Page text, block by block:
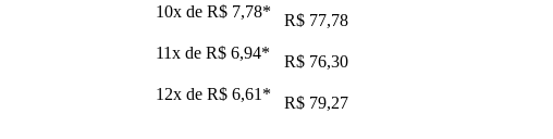
10x de R$ 7,78*
R$ 77,78
11x de R$ 6,94*
R$ 76,30
12x de R$ 6,61 * R$ 79,27